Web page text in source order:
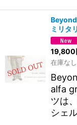
ミリ
19,800
在庫なし
alfa
ツは
シェ